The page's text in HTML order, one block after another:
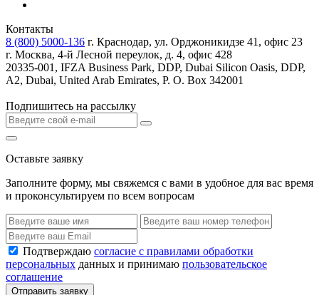
Контакты
8 (800) 5000-136 г. Краснодар, ул. Орджоникидзе 41, офис 23
г. Москва, 4-й Лесной переулок, д. 4, офис 428
20335-001, IFZA Business Park, DDP, Dubai Silicon Oasis, DDP,
A2, Dubai, United Arab Emirates, P. O. Box 342001
Подпишитесь на рассылку
Оставьте заявку
Заполните форму, мы свяжемся с вами в удобное для вас время
и проконсультируем по всем вопросам
Подтверждаю согласие с правилами обработки
персональных данных и принимаю пользовательское
соглашение
Отправить заявку